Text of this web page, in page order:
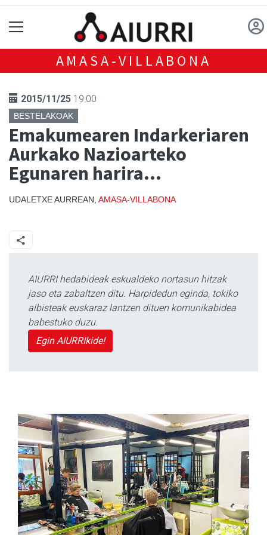
AMASA-VILLABONA
2015/11/25 19:00
BESTELAKOAK
Emakumearen Indarkeriaren
Aurkako Nazioarteko
Egunaren harira...
UDALETXE AURREAN, AMASA-VILLABONA
AIURRI hedabideak eskualdeko nortasun hitzak
jaso eta zabaltzen ditu. Harpidedun eginda, tokiko
albisteak euskaraz lantzen dituen komunikabidea
babestuko duzu.
Egin AIURRIkide!